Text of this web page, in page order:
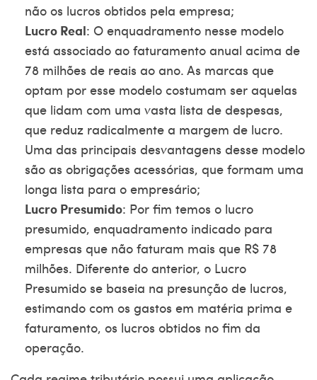
não os lucros obtidos pela empresa;
Lucro Real: O enquadramento nesse modelo
está associado ao faturamento anual acima de
78 milhões de reais ao ano. As marcas que
optam por esse modelo costumam ser aquelas
que lidam com uma vasta lista de despesas,
que reduz radicalmente a margem de lucro.
Uma das principais desvantagens desse modelo
são as obrigações acessórias, que formam uma
longa lista para o empresário;
Lucro Presumido: Por fim temos o lucro
presumido, enquadramento indicado para
empresas que não faturam mais que R$ 78
milhões. Diferente do anterior, o Lucro
Presumido se baseia na presunção de lucros,
estimando com os gastos em matéria prima e
faturamento, os lucros obtidos no fim da
operação.